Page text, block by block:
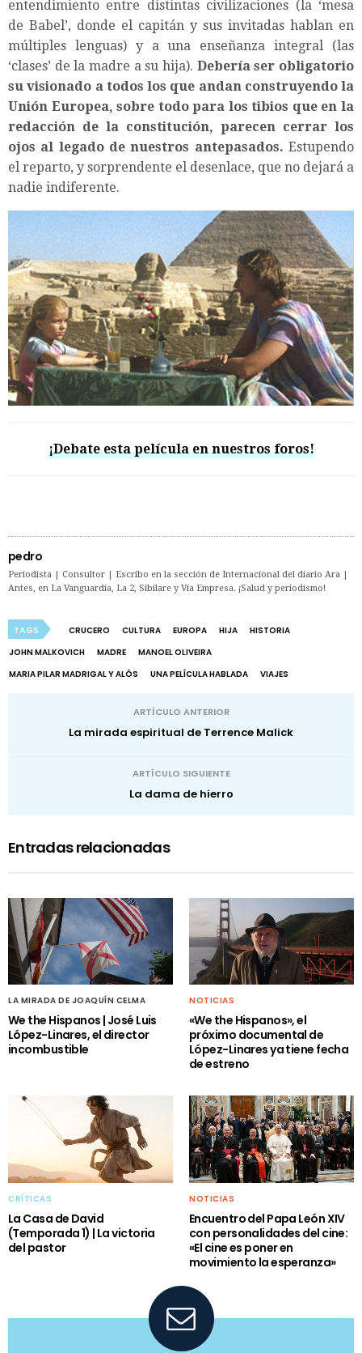
entendimiento entre distintas civilizaciones (la ‘mesa
de Babel’, donde el capitán y sus invitadas hablan en
múltiples lenguas) y a una enseñanza integral (las
‘clases’ de la madre a su hija). Debería ser obligatorio
su visionado a todos los que andan construyendo la
Unión Europea, sobre todo para los tibios que en la
redacción de la constitución, parecen cerrar los
ojos al legado de nuestros antepasados. Estupendo
el reparto, y sorprendente el desenlace, que no dejará a
nadie indiferente.
¡Debate esta película en nuestros foros!
pedro
Periodista | Consultor | Escribo en la sección de Internacional del diario Ara |
Antes, en La Vanguardia, La 2, Sibilare y Vía Empresa. ¡Salud y periodismo!
TAGS CRUCERO CULTURA EUROPA HIJA
HISTORIA
JOHN MALKOVICH
MADRE
MANOEL OLIVEIRA
MARIA PILAR MADRIGAL Y ALÓS
UNA PELÍCULA HABLADA VIAJES
ARTÍCULO ANTERIOR
La mirada espiritual de Terrence Malick
ARTÍCULO SIGUIENTE
La dama de hierro
Entradas relacionadas
LA MIRADA DE JOAQUÍN CELMA
We the Hispanos | José Luis
López-Linares, el director
incombustible
NOTICIAS
«We the Hispanos», el
próximo documental de
López-Linares ya tiene fecha
de estreno
CRÍTICAS
La Casa de David
(Temporada 1) | La victoria
del pastor
NOTICIAS
Encuentro del Papa León XIV
con personalidades del cine:
«El cine es poner en
movimiento la esperanza»